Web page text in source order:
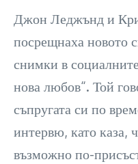
Джон Леджънд и
посрещнаха новото
снимки в
нова любов“. Той
съпругата си по
интервю, като каза,
възможно по-